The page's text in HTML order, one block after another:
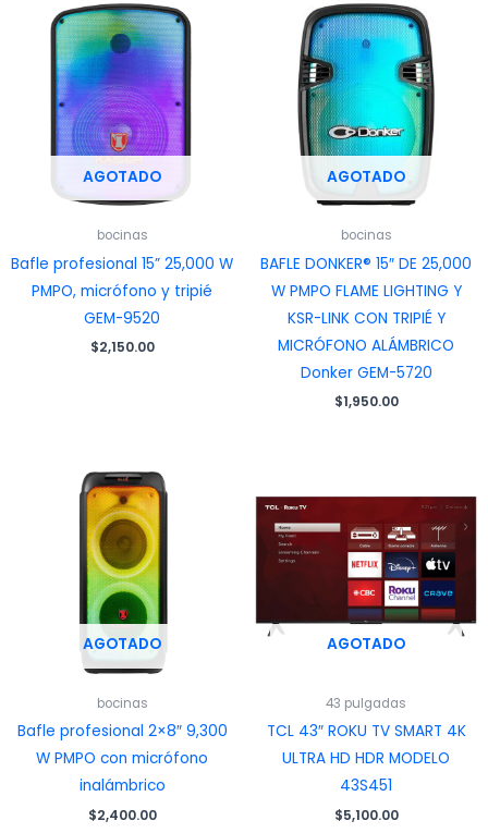
AGOTADO
bocinas
Bafle profesional 15” 25,000 W
PMPO, micrófono y tripié
GEM-9520
$2,150.00
AGOTADO
bocinas
BAFLE DONKER® 15″ DE 25,000
W PMPO FLAME LIGHTING Y
KSR-LINK CON TRIPIÉ Y
MICRÓFONO ALÁMBRICO
Donker GEM-5720
$1,950.00
AGOTADO
bocinas
Bafle profesional 2×8″ 9,300
W PMPO con micrófono
inalámbrico
$2,400.00
AGOTADO
43 pulgadas
TCL 43″ ROKU TV SMART 4K
ULTRA HD HDR MODELO
43S451
$5,100.00